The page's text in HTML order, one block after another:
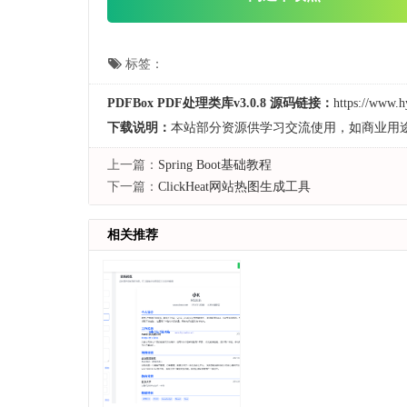
标签：
PDFBox PDF处理类库v3.0.8 源码链接： https://
下载说明： 本站部分资源供学习交流使用，如商业用
上一篇： Spring Boot基础教程
下一篇： ClickHeat网站热图生成工具
相关推荐